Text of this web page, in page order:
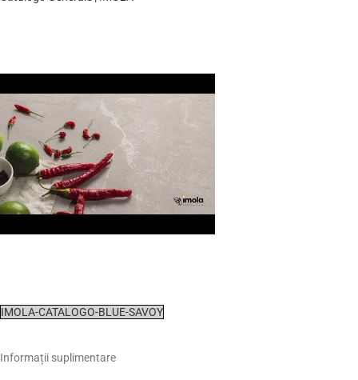
IMOLA-CATALOGO-BLUE-SAVOY
Informații suplimentare